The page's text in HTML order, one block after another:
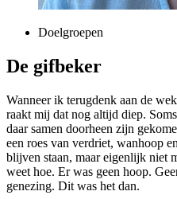
Doelgroepen
De gifbeker
Wanneer ik terugdenk aan de
raakt mij dat nog altijd diep.
daar samen doorheen zijn
een roes van verdriet, wanhoop
blijven staan, maar eigenlijk niet
weet hoe. Er was geen hoop.
genezing. Dit was het dan.